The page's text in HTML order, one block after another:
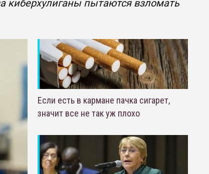
киберхулиганы пытаются взломать
Если есть в кармане пачка сигарет,
значит все не так уж плохо